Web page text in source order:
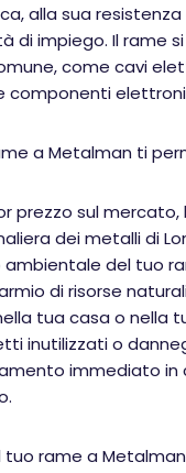
alla sua resistenza
di impiego. Il rame
come cavi
componenti
a Metalman ti
prezzo sul mercato,
dei metalli di
ambientale del tuo
di risorse
tua casa o nella
inutilizzati o
immediato
rame a